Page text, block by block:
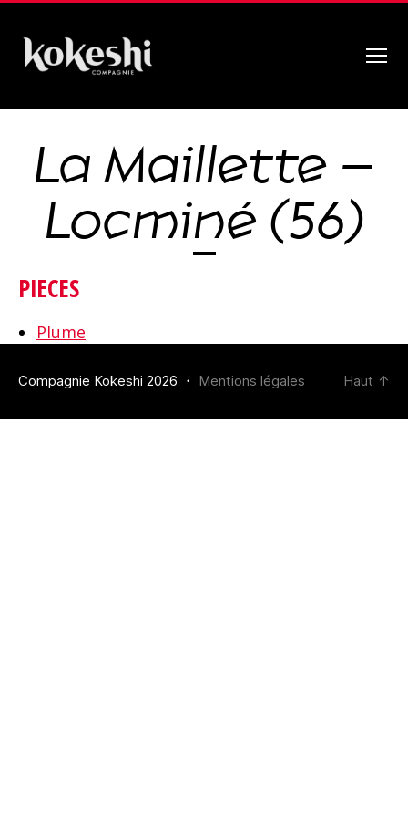
Kokeshi
La Maillette –
Locminé (56)
PIECES
Plume
Compagnie Kokeshi 2026 ・ Mentions légales Haut ↑